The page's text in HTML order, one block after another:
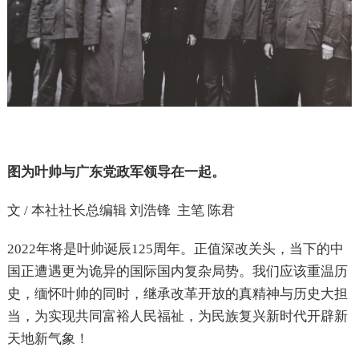
图为叶帅与广东党政军领导在一起。
文 / 本社社长总编辑 刘浩锋 主笔 陈君
2022年将是叶帅诞辰125周年。正值深改关头，当下的中
国正遭遇更为诡异的国际国内复杂局势。我们应该重温历
史，缅怀叶帅的同时，继承改革开放的真精神与历史大担
当，为实现共同富裕人民福祉，为民族复兴新时代开辟新
天地新气象！